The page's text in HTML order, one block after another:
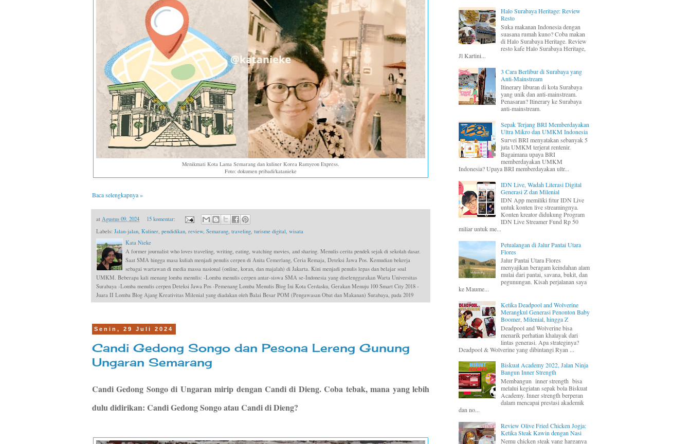
Menikmati Kota Lama Semarang dan kuliner Korea Ramyeon Express.
Foto: dokumen pribadi/katanieke
Baca selengkapnya »
at Agustus 09, 2024
15 komentar:
Labels: Jalan-jalan, Kuliner, pendidikan, review, Semarang, traveling, turisme digital, wisata
Kata Nieke
A former journalist who loves traveling, writing, eating, watching movies, and sharing. Menulis cerita pendek sejak di sekolah dasar.
Saat SMA hingga masa kuliah menjadi penulis cerpen di Anita Cemerlang, Ceria Remaja, Deteksi Jawa Pos. Kemudian bekerja
sebagai wartawan di media massa nasional (online, koran, dan majalah) di Jakarta. Kini menjadi penulis lepas dan belajar soal
UMKM. Beberapa kali menang lomba menulis: -Lomba menulis cerpen antar-siswa SMA se-Indonesia yang diselenggarakan Warta Universitas
Surabaya -Lomba menulis cerpen Deteksi Jawa Pos -Pemenang Lomba Menulis Blog Ini Kota Cerdasku, Gerakan Menuju 100 Smart City 2018 -
Juara II Lomba Blog Ajang Kreativitas Milenial yang diadakan oleh Balai Besar POM (Pengawasan Obat dan Makanan) Surabaya, pada 2019
Senin, 29 Juli 2024
Candi Gedong Songo dan Pesona Lereng Gunung
Ungaran Semarang
Candi Gedong Songo di Ungaran mirip dengan Candi di Dieng. Coba tebak, mana yang lebih
dulu didirikan: Candi Gedong Songo atau Candi di Dieng?
Halo Surabaya Heritage: Review
Resto
Suka makanan Indonesia dengan
suasana rumah kuno? Coba makan
di Halo Surabaya Heritage. Review
resto kafe Halo Surabaya Heritage,
Jl Kartini...
3 Cara Berlibur di Surabaya yang
Anti-Mainstream
Itinerary liburan di kota Surabaya
yang unik dan anti-mainstream.
Penasaran? Itinerary ke Surabaya
anti-mainstream.
Sepak Terjang BRI Memberdayakan
Ultra Mikro dan UMKM Indonesia
Survei BRI menyatakan sebanyak 5
juta UMKM terjerat rentenir.
Bagaimana upaya BRI
memberdayakan UMKM
Indonesia? Upaya BRI memberdayakan ultr...
IDN Live, Wadah Literasi Digital
Generasi Z dan Milenial
IDN App memiliki fitur IDN Live
untuk konten live streamingnya.
Konten kreator didukung Program
IDN Live Streamer Fund Rp 50
miliar untuk me...
Petualangan di Jalur Pantai Utara
Flores
Jalur Pantai Utara Flores
menyajikan beragam keindahan alam
mulai dari pantai, savana, bukit, dan
pegunungan. Kisah perjalanan saya
ke Maume...
Ketika Deadpool and Wolverine
Merangkul Generasi Penonton Baby
Boomer, Milenial, hingga Z
Deadpool and Wolverine bisa
menarik perhatian khalayak dari
lintas generasi. Apa strateginya?
Deadpool & Wolverine yang dibintangi Ryan ...
Biskuat Academy 2022, Jalan Ninja
Bangun Inner Strength
Membangun inner strength bisa
melalui kegiatan sepak bola Biskuat
Academy. Inner strength berperan
dalam mencapai prestasi akademik
dan no...
Review Olive Fried Chicken Jogja:
Ketika Steak Kawin dengan Nasi
Nemu chicken steak yang harganya